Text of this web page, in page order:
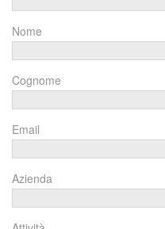
Nome
Cognome
Email
Azienda